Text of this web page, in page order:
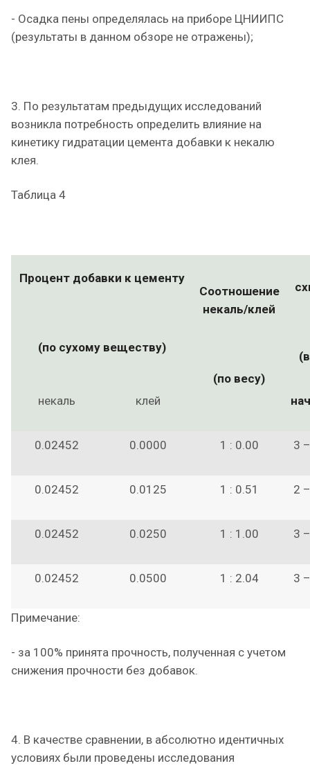
- Осадка пены определялась на приборе ЦНИИПС
(результаты в данном обзоре не отражены);
3. По результатам предыдущих исследований
возникла потребность определить влияние на
кинетику гидратации цемента добавки к некалю
клея.
Таблица 4
Процент добавки к цементу
(по сухому веществу)
Соотношение
некаль/клей
(по весу)
некаль клей
0.02452 0.0000 1 : 0.00 3
0.02452 0.0125 1 : 0.51 2
0.02452 0.0250 1 : 1.00 3
0.02452 0.0500 1 : 2.04 3
Примечание:
- за 100% принята прочность, полученная с учетом
снижения прочности без добавок.
4. В качестве сравнении, в абсолютно идентичных
условиях были проведены исследования